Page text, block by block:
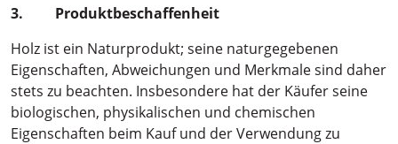
3. Produktbeschaffenheit
Holz ist ein Naturprodukt; seine naturgegebenen
Eigenschaften, Abweichungen und Merkmale sind daher
stets zu beachten. Insbesondere hat der Käufer seine
biologischen, physikalischen und chemischen
Eigenschaften beim Kauf und der Verwendung zu